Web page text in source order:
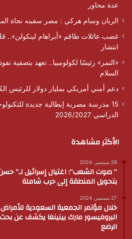
عدة محاور
الربان وسام هركي : مصر سفينه نجاة
غضب عائلات طاقم «أبراهام لينكولن»..
انتشار
«النمر» رئيسًا لكولومبيا.. تعهد بتصفية
السلام
دعم أمني أمريكي بمليار دولار للرئيس
15 مدرسة مصرية إيطالية جديدة
الدراسي 2026/2027
الأكثر مشاهدة
28 سبتمبر، 2024
” صوت الشعب”: اغتيال إسرائيل لـ”
بتحويل المنطقة إلى حرب شاملة
27 سبتمبر، 2024
خلال مؤتمر الجمعية السعودية
البروفيسور مارك بينينغا يكشف عن
الرضع